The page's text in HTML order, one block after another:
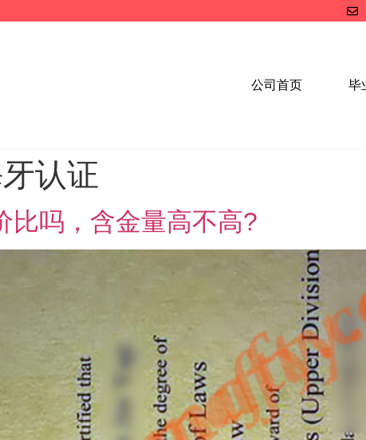
公司首页 毕
认证
比吗，含金量高不高?